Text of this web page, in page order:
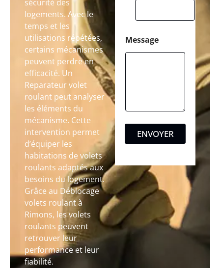
sécurité des
logements. Avec le
temps et les
utilisations répétées,
certains mécanismes
peuvent perdre en
efficacité. Un
Reparateur volet
roulant peut analyser
les éléments du
mécanisme. Cette
intervention permet
d’équiper les
habitations de volets
roulants adaptés aux
besoins du logement.
Grâce au Déblocage
volets roulant à
Rimons, les volets
roulants peuvent
retrouver leur
performance et leur
fiabilité.
Message
ENVOYER